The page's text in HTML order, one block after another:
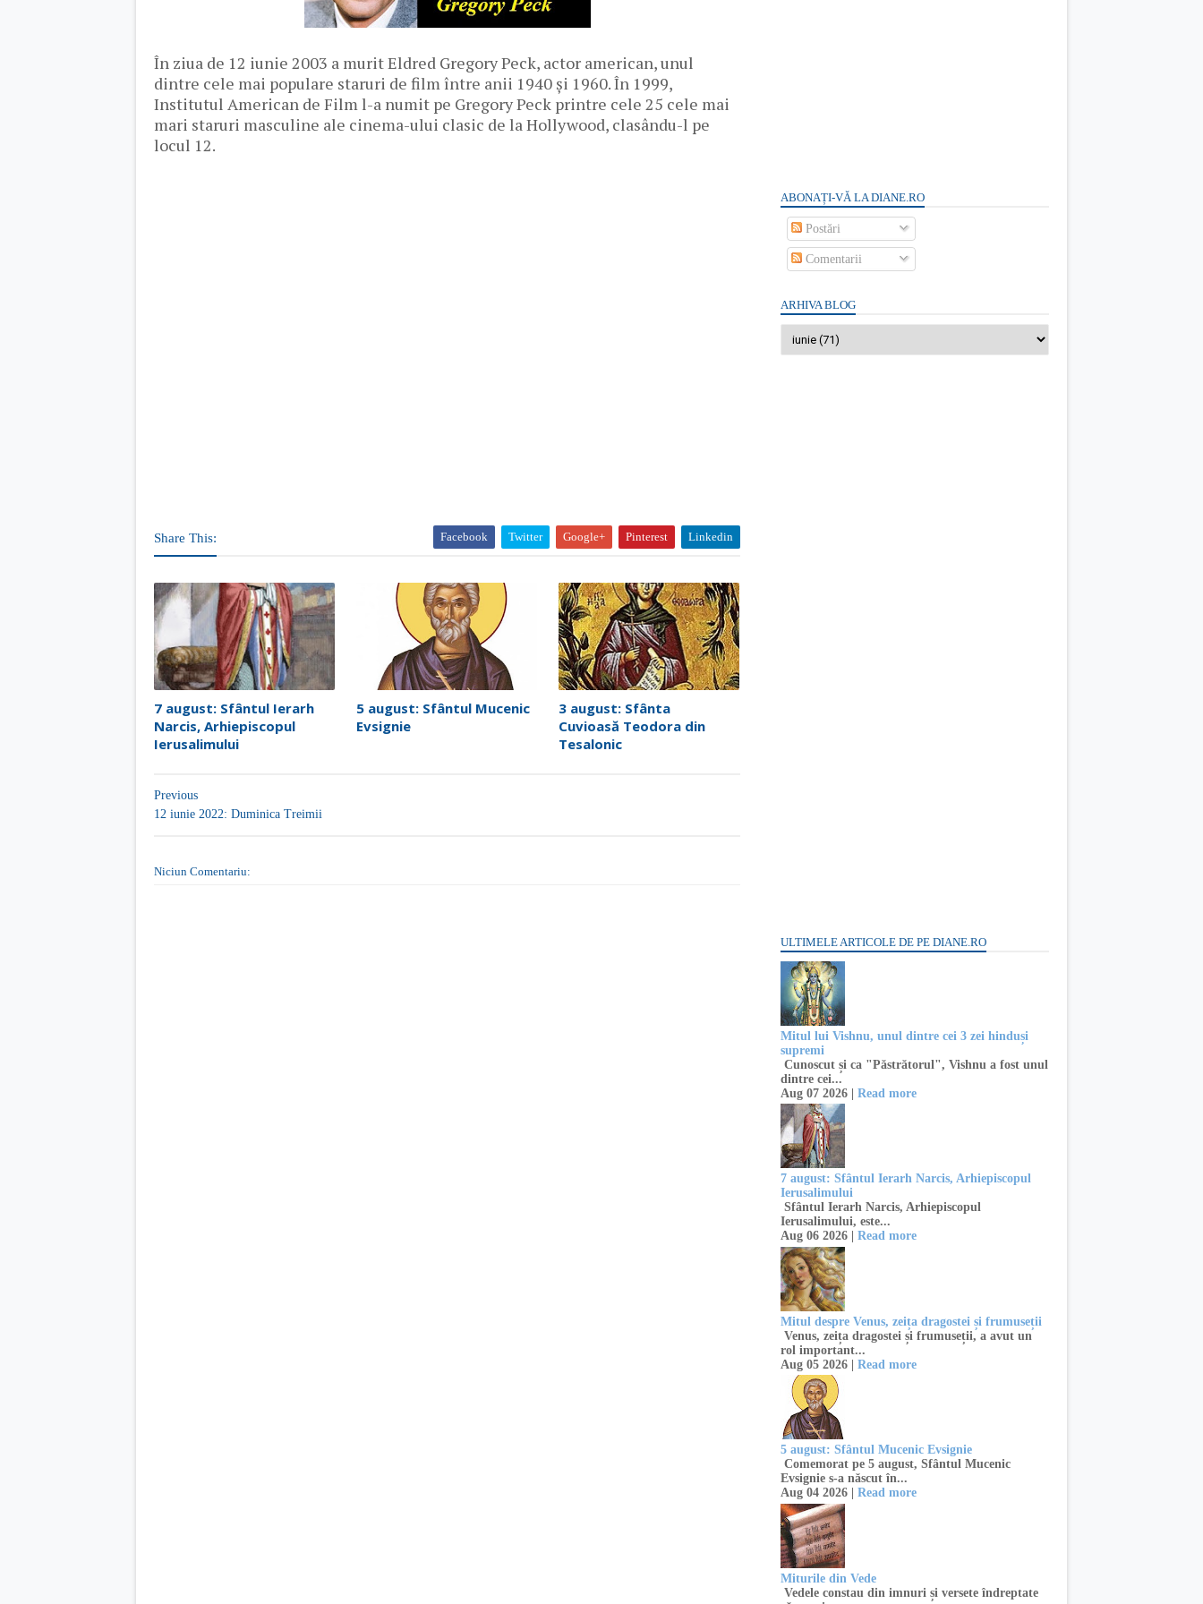
În ziua de 12 iunie 2003 a murit Eldred Gregory Peck, actor american, unul
dintre cele mai populare staruri de film între anii 1940 și 1960. În 1999,
Institutul American de Film l-a numit pe Gregory Peck printre cele 25 cele mai
mari staruri masculine ale cinema-ului clasic de la Hollywood, clasându-l pe
locul 12.
Share This: Facebook Twitter Google+ Pinterest Linkedin
7 august: Sfântul Ierarh
Narcis, Arhiepiscopul
Ierusalimului
5 august: Sfântul Mucenic
Evsignie
3 august: Sfânta
Cuvioasă Teodora din
Tesalonic
Previous
12 iunie 2022: Duminica Treimii
Niciun Comentariu:
ABONAȚI-VĂ LA DIANE.RO
Postări
Comentarii
ARHIVA BLOG
ULTIMELE ARTICOLE DE PE DIANE.RO
Mitul lui Vishnu, unul dintre cei 3 zei hinduși
supremi
Cunoscut și ca "Păstrătorul", Vishnu a fost unul
dintre cei...
Aug 07 2026 | Read more
7 august: Sfântul Ierarh Narcis, Arhiepiscopul
Ierusalimului
Sfântul Ierarh Narcis, Arhiepiscopul
Ierusalimului, este...
Aug 06 2026 | Read more
Mitul despre Venus, zeița dragostei și frumuseții
Venus, zeița dragostei și frumuseții, a avut un
rol important...
Aug 05 2026 | Read more
5 august: Sfântul Mucenic Evsignie
Comemorat pe 5 august, Sfântul Mucenic
Evsignie s-a născut în...
Aug 04 2026 | Read more
Miturile din Vede
Vedele constau din imnuri și versete îndreptate